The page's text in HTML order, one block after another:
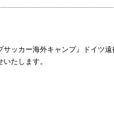
ッカー海外キャンプ』ドイツ遠
たします。